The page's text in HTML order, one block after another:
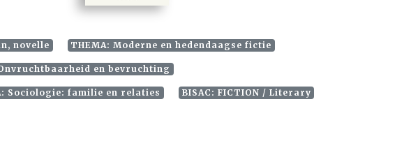
novelle THEMA: Moderne en hedendaagse fictie
en bevruchting
Sociologie: familie en relaties BISAC: FICTION / Literary